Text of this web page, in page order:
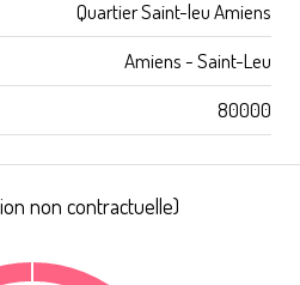
Quartier Saint-leu Amiens
Amiens - Saint-Leu
80000
non contractuelle)